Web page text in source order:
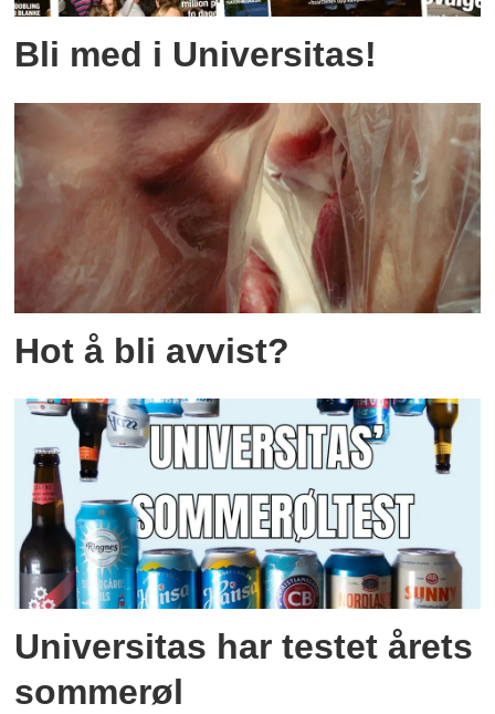
Bli med i Universitas!
Hot å bli avvist?
Universitas har testet årets
sommerøl